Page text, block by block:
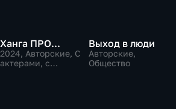
Ханга ПРО...
2024, Авторские, С
актерами, с
Выход в люди
Авторские,
Общество